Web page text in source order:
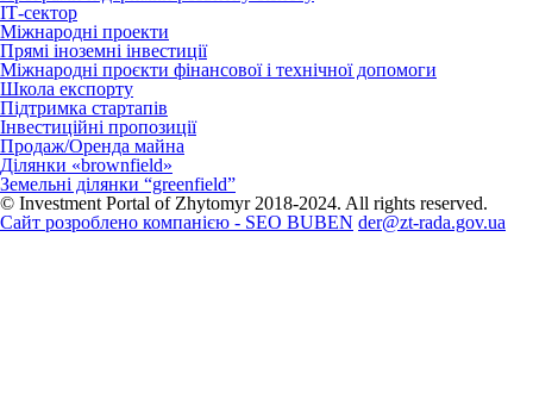
ІТ-сектор
Міжнародні проекти
Прямі іноземні інвестиції
Міжнародні проєкти фінансової і технічної допомоги
Школа експорту
Підтримка стартапів
Інвестиційні пропозиції
Продаж/Оренда майна
Ділянки «brownfield»
Земельні ділянки “greenfield”
© Investment Portal of Zhytomyr 2018-2024. All rights reserved.
Сайт розроблено компанією - SEO BUBEN der@zt-rada.gov.ua